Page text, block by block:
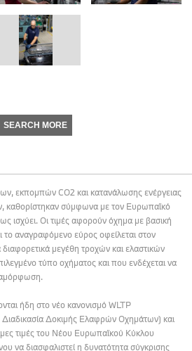
SEARCH MORE
εκπομπών CO2 και κατανάλωσης ενέργειας
καθορίστηκαν σύμφωνα με τον Ευρωπαϊκό
ισχύει. Οι τιμές αφορούν όχημα με βασική
αναγραφόμενο εύρος οφείλεται στον
διαφορετικά μεγέθη τροχών και ελαστικών
τύπο οχήματος και που ενδέχεται να
ήδη στο νέο κανονισμό WLTP
Δοκιμής Ελαφρών Οχημάτων) και
τιμές του Νέου Ευρωπαϊκού Κύκλου
να διασφαλιστεί η δυνατότητα σύγκρισης